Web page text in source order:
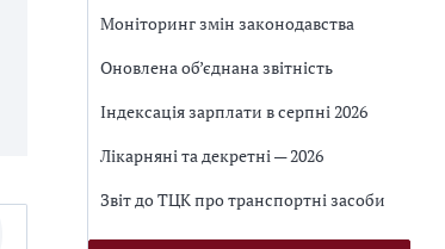
Моніторинг змін законодавства
Оновлена об’єднана звітність
Індексація зарплати в серпні 2026
Лікарняні та декретні — 2026
Звіт до ТЦК про транспортні засоби